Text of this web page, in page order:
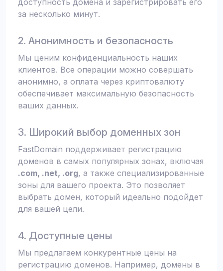
доступность домена и зарегистрировать его
за несколько минут.
2. Анонимность и безопасность
Мы ценим конфиденциальность наших
клиентов. Все операции можно совершать
анонимно, а оплата через криптовалюту
обеспечивает максимальную безопасность
ваших данных.
3. Широкий выбор доменных зон
FastDomain поддерживает регистрацию
доменов в самых популярных зонах, включая
.com, .net, .org, а также специализированные
зоны для вашего проекта. Это позволяет
выбрать домен, который идеально подойдет
для вашей цели.
4. Доступные цены
Мы предлагаем конкурентные цены на
регистрацию доменов. Например, домены в